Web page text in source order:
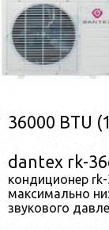
36000 BTU
dantex rk-
кондиционер
максимально
звукового